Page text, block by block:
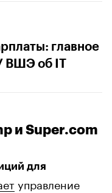
главное
ВШЭ об IT
и Super.com
для
управление